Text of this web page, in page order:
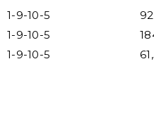
1-9-10-5
1-9-10-5
1-9-10-5